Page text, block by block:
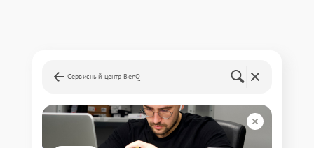
Сервисный центр BenQ